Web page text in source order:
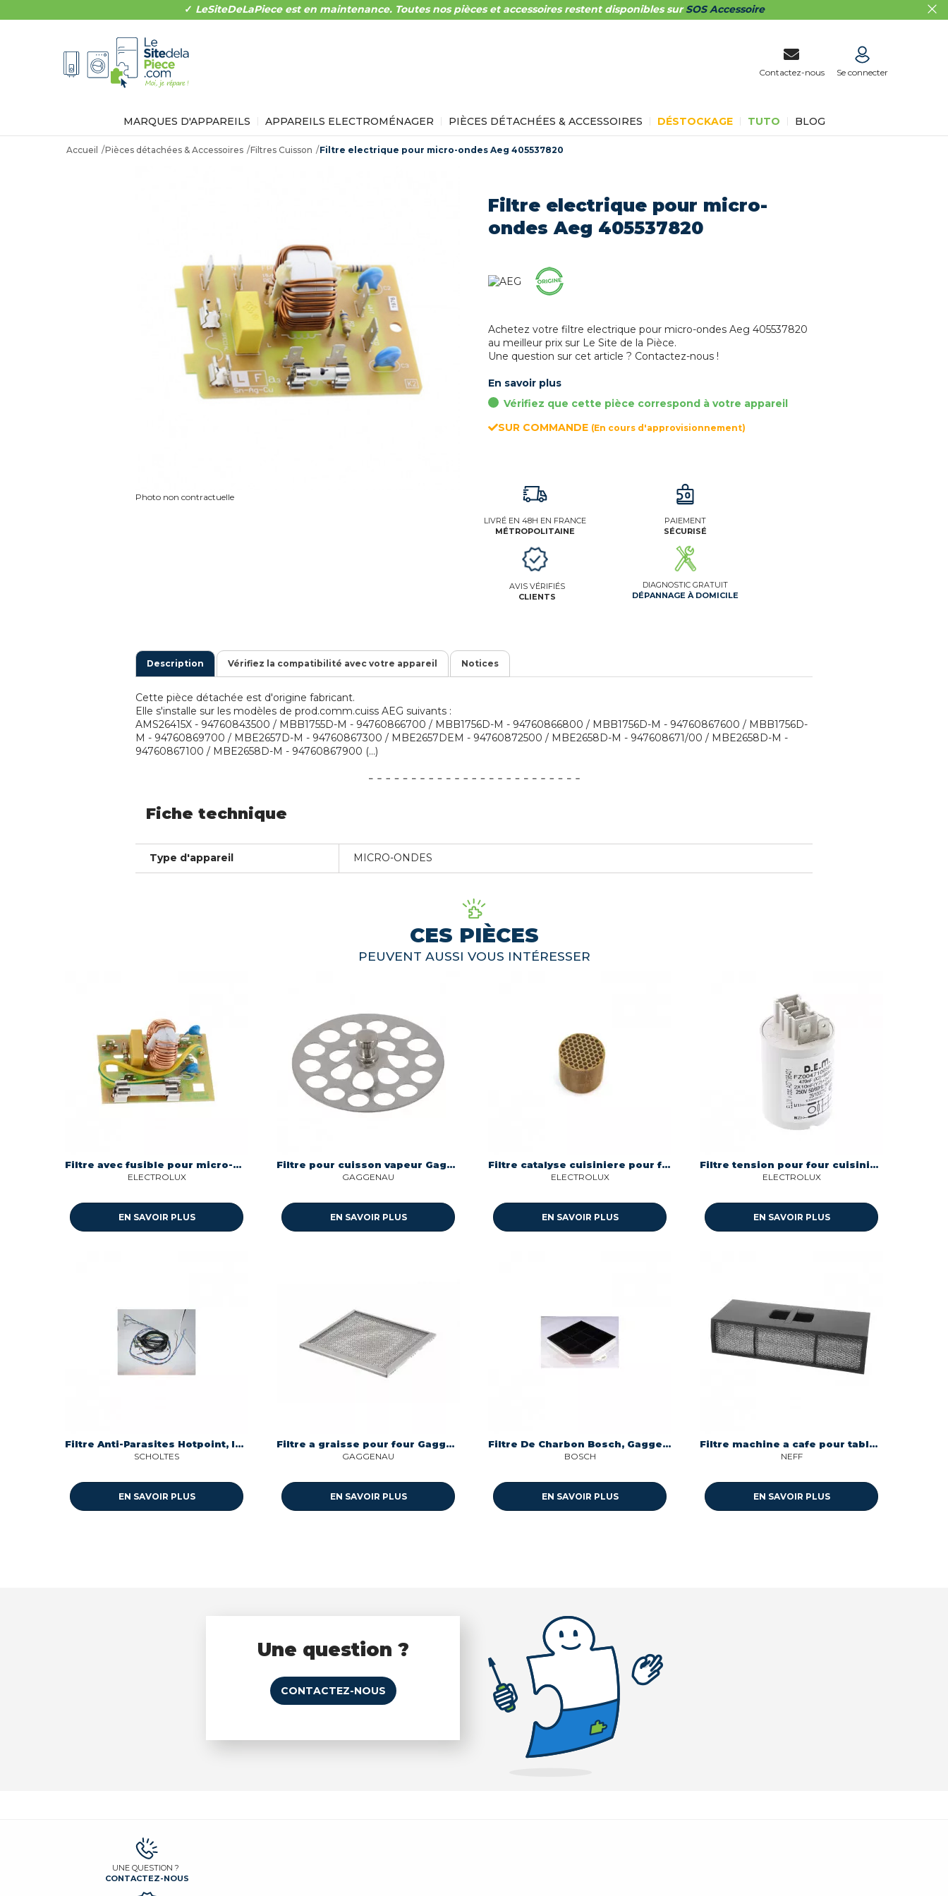
✓ LeSiteDeLaPiece est en maintenance. Toutes nos pièces et accessoires restent disponibles surSOS Accessoire
Contactez-nous Se connecter
MARQUES D'APPAREILS APPAREILS ELECTROMÉNAGER PIÈCES DÉTACHÉES & ACCESSOIRES DÉSTOCKAGE TUTO BLOG
Accueil Pièces détachées & Accessoires Filtres Cuisson Filtre electrique pour micro-ondes Aeg 405537820
Photo non contractuelle
Filtre electrique pour micro-
ondes Aeg 405537820
Achetez votre filtre electrique pour micro-ondes Aeg 405537820
au meilleur prix sur Le Site de la Pièce.
Une question sur cet article ? Contactez-nous !
En savoir plus
Vérifiez que cette pièce correspond à votre appareil
SUR COMMANDE (En cours d'approvisionnement)
LIVRÉ EN 48H EN FRANCE
MÉTROPOLITAINE
PAIEMENT
SÉCURISÉ
AVIS VÉRIFIÉS
CLIENTS
DIAGNOSTIC GRATUIT
DÉPANNAGE À DOMICILE
Description Vérifiez la compatibilité avec votre appareil Notices
Cette pièce détachée est d'origine fabricant.
Elle s'installe sur les modèles de prod.comm.cuiss AEG suivants :
AMS26415X - 94760843500 / MBB1755D-M - 94760866700 / MBB1756D-M - 94760866800 / MBB1756D-M - 94760867600 / MBB1756D-
M - 94760869700 / MBE2657D-M - 94760867300 / MBE2657DEM - 94760872500 / MBE2658D-M - 947608671/00 / MBE2658D-M -
94760867100 / MBE2658D-M - 94760867900 (...)
Fiche technique
Type d'appareil MICRO-ONDES
CES PIÈCES
PEUVENT AUSSI VOUS INTÉRESSER
Filtre avec fusible pour micro-ondes Electrolux 405519435
ELECTROLUX
EN SAVOIR PLUS
Filtre pour cuisson vapeur Gaggenau 00165023
GAGGENAU
EN SAVOIR PLUS
Filtre catalyse cuisiniere pour four Faure 354804301
ELECTROLUX
EN SAVOIR PLUS
Filtre tension pour four cuisiniere Aeg 14007198401
ELECTROLUX
EN SAVOIR PLUS
Filtre Anti-Parasites Hotpoint, Indesit, Whirlpool
SCHOLTES
EN SAVOIR PLUS
Filtre a graisse pour four Gaggenau 00498709
GAGGENAU
EN SAVOIR PLUS
Filtre De Charbon Bosch, Gaggenau, Neff, Siemens, Viva
BOSCH
EN SAVOIR PLUS
Filtre machine a cafe pour table de cuisson Neff 11018590
NEFF
EN SAVOIR PLUS
Une question ?
CONTACTEZ-NOUS
UNE QUESTION ?
CONTACTEZ-NOUS